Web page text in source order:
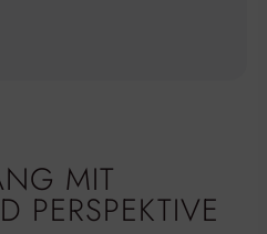
MIT
PERSPEKTIVE